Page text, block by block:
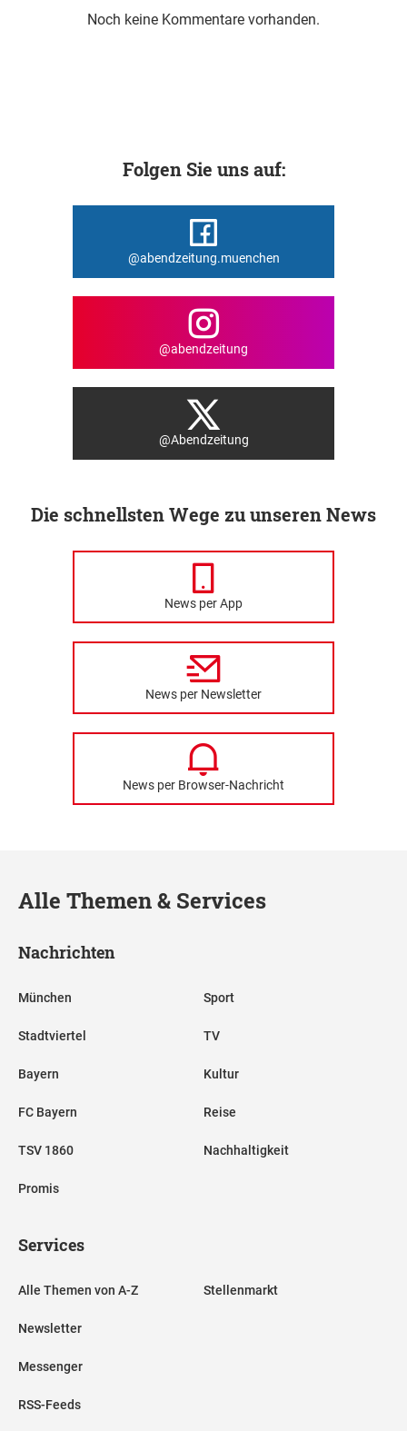
Noch keine Kommentare vorhanden.
Folgen Sie uns auf:
@abendzeitung.muenchen
@abendzeitung
@Abendzeitung
Die schnellsten Wege zu unseren News
News per App
News per Newsletter
News per Browser-Nachricht
Alle Themen & Services
Nachrichten
München
Stadtviertel
Bayern
FC Bayern
TSV 1860
Promis
Sport
TV
Kultur
Reise
Nachhaltigkeit
Services
Alle Themen von A-Z
Newsletter
Messenger
RSS-Feeds
Stellenmarkt